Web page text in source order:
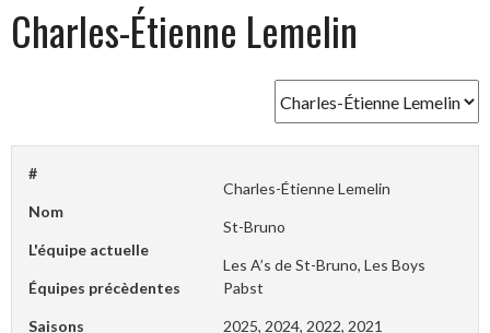
Charles-Étienne Lemelin
#
Nom
Charles-Étienne Lemelin
L'équipe actuelle
St-Bruno
Équipes précèdentes
Les A’s de St-Bruno, Les Boys
Pabst
Saisons 2025, 2024, 2022, 2021